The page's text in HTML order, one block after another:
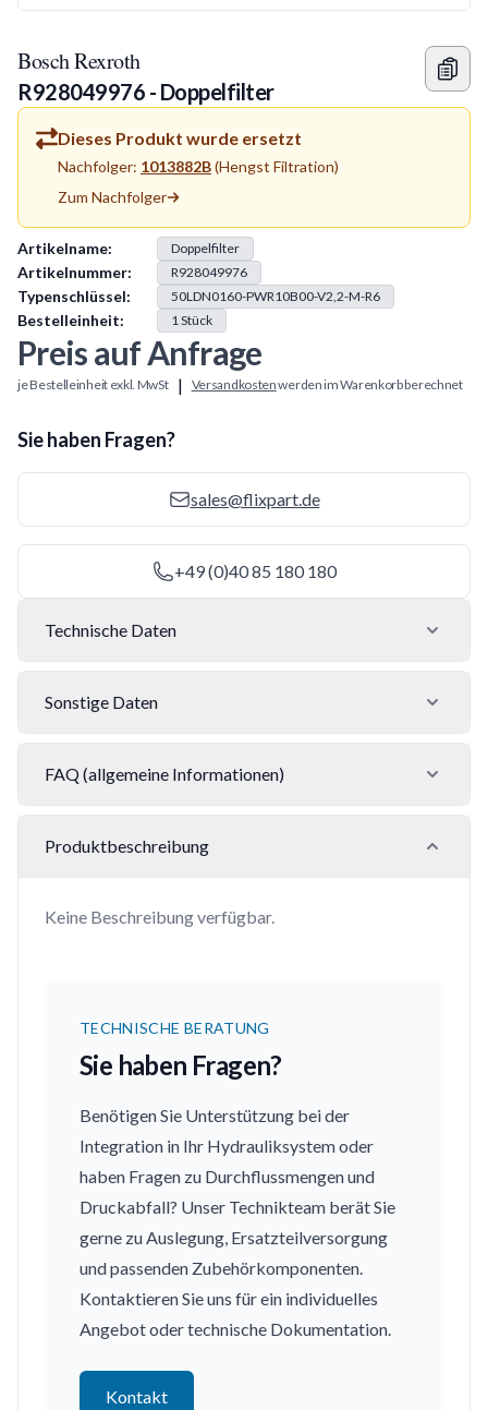
Bosch Rexroth
R928049976 - Doppelfilter
Dieses Produkt wurde ersetzt
Nachfolger: 1013882B(Hengst Filtration)
Zum Nachfolger
Produkt Information
Artikelname: Doppelfilter
Artikelnummer: R928049976
Typenschlüssel: 50LDN0160-PWR10B00-V2,2-M-R6
Bestelleinheit: 1Stück
Preis auf Anfrage
je Bestelleinheit exkl. MwSt | Versandkostenwerden im Warenkorb berechnet
Sie haben Fragen?
sales@flixpart.de
+49 (0)40 85 180 180
Technische Daten
Sonstige Daten
FAQ (allgemeine Informationen)
Produktbeschreibung
Keine Beschreibung verfügbar.
TECHNISCHE BERATUNG
Sie haben Fragen?
Benötigen Sie Unterstützung bei der
Integration in Ihr Hydrauliksystem oder
haben Fragen zu Durchflussmengen und
Druckabfall? Unser Technikteam berät Sie
gerne zu Auslegung, Ersatzteilversorgung
und passenden Zubehörkomponenten.
Kontaktieren Sie uns für ein individuelles
Angebot oder technische Dokumentation.
Kontakt